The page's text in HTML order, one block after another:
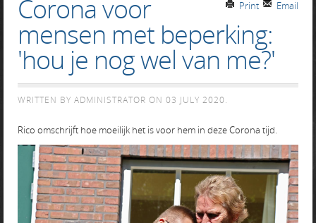
Email
Print
Corona voor
mensen met beperking:
'hou je nog wel van me?'
WRITTEN BY ADMINISTRATOR ON 03 JULY 2020.
Rico omschrijft hoe moeilijk het is voor hem in deze Corona tijd.